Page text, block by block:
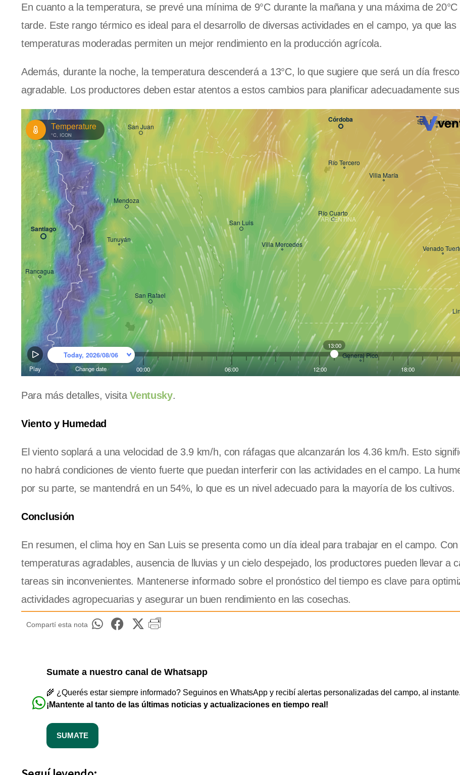
En cuanto a la temperatura, se prevé una mínima de 9°C durante la mañana y una máxima de 20°C
tarde. Este rango térmico es ideal para el desarrollo de diversas actividades en el campo, ya que las
temperaturas moderadas permiten un mejor rendimiento en la producción agrícola.
Además, durante la noche, la temperatura descenderá a 13°C, lo que sugiere que será un día
agradable. Los productores deben estar atentos a estos cambios para planificar adecuadamente
Para más detalles, visitaVentusky.
Viento y Humedad
El viento soplará a una velocidad de 3.9 km/h, con ráfagas que alcanzarán los 4.36 km/h. Esto
no habrá condiciones de viento fuerte que puedan interferir con las actividades en el campo. La
por su parte, se mantendrá en un 54%, lo que es un nivel adecuado para la mayoría de los cultivos.
Conclusión
En resumen, el clima hoy en San Luis se presenta como un día ideal para trabajar en el campo. Con
temperaturas agradables, ausencia de lluvias y un cielo despejado, los productores pueden llevar a
tareas sin inconvenientes. Mantenerse informado sobre el pronóstico del tiempo es clave para
actividades agropecuarias y asegurar un buen rendimiento en las cosechas.
Compartí esta nota
Sumate a nuestro canal de Whatsapp
🌾 ¿Querés estar siempre informado? Seguinos en WhatsApp y recibí alertas personalizadas del campo, al instante.
¡Mantente al tanto de las últimas noticias y actualizaciones en tiempo real!
SUMATE